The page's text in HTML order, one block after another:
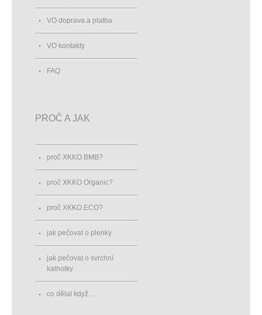
VO doprava a platba
VO kontakty
FAQ
PROČ A JAK
proč XKKO BMB?
proč XKKO Organic?
proč XKKO ECO?
jak pečovat o plenky
jak pečovat o svrchní
kalhotky
co dělat když...